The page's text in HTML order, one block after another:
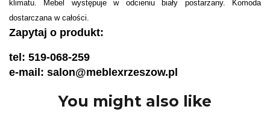
klimatu. Mebel występuje w odcieniu biały postarzany. Komoda
dostarczana w całości.
Zapytaj o produkt:
tel: 519-068-259
e-mail: salon@meblexrzeszow.pl
You might also like